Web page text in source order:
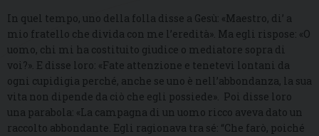
In quel tempo, uno della folla disse a Gesù: «Maestro, di’ a
mio fratello che divida con me l’eredità». Ma egli rispose: «O
uomo, chi mi ha costituito giudice o mediatore sopra di
voi?». E disse loro: «Fate attenzione e tenetevi lontani da
ogni cupidigia perché, anche se uno è nell’abbondanza, la sua
vita non dipende da ciò che egli possiede». Poi disse loro
una parabola: «La campagna di un uomo ricco aveva dato un
raccolto abbondante. Egli ragionava tra sé: “Che farò, poiché